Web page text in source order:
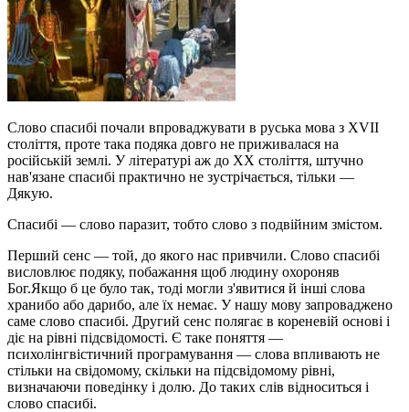
Слово спасибі почали впроваджувати в руська мова з XVII
століття, проте така подяка довго не приживалася на
російській землі. У літературі аж до ХХ століття, штучно
нав'язане спасибі практично не зустрічається, тільки —
Дякую.
Спасибі — слово паразит, тобто слово з подвійним змістом.
Перший сенс — той, до якого нас привчили. Слово спасибі
висловлює подяку, побажання щоб людину охороняв
Бог.Якщо б це було так, тоді могли з'явитися й інші слова
хранибо або дарибо, але їх немає. У нашу мову запроваджено
саме слово спасибі. Другий сенс полягає в кореневій основі і
діє на рівні підсвідомості. Є таке поняття —
психолінгвістичний програмування — слова впливають не
стільки на свідомому, скільки на підсвідомому рівні,
визначаючи поведінку і долю. До таких слів відноситься і
слово спасибі.